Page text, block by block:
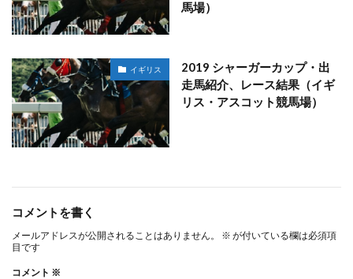
馬場）
イギリス
2019 シャーガーカップ・出
走馬紹介、レース結果（イギ
リス・アスコット競馬場）
コメントを書く
メールアドレスが公開されることはありません。 ※ が付いている欄は必須項
目です
コメント ※